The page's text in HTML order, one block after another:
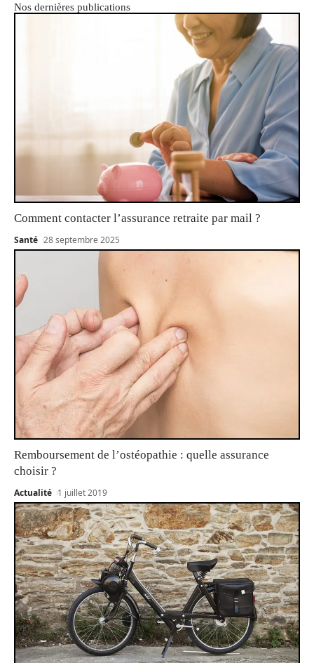
Nos dernières publications
Comment contacter l’assurance retraite par mail ?
Santé 28 septembre 2025
Remboursement de l’ostéopathie : quelle assurance
choisir ?
Actualité 1 juillet 2019